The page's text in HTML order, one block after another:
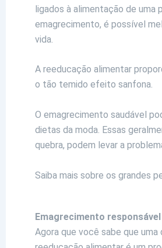
ligados à alimentação de uma
emagrecimento, é possível
vida.
A reeducação alimentar
o tão temido efeito sanfona.
O emagrecimento saudável
dietas da moda. Essas
quebra, podem levar a
Saiba mais sobre os grandes
Emagrecimento
Agora que você sabe que